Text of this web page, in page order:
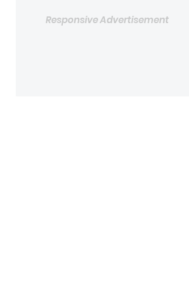
Responsive Advertisement